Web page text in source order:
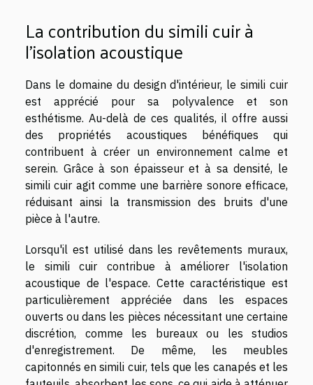
La contribution du simili cuir à
l'isolation acoustique
Dans le domaine du design d'intérieur, le simili cuir
est apprécié pour sa polyvalence et son
esthétisme. Au-delà de ces qualités, il offre aussi
des propriétés acoustiques bénéfiques qui
contribuent à créer un environnement calme et
serein. Grâce à son épaisseur et à sa densité, le
simili cuir agit comme une barrière sonore efficace,
réduisant ainsi la transmission des bruits d'une
pièce à l'autre.
Lorsqu'il est utilisé dans les revêtements muraux,
le simili cuir contribue à améliorer l'isolation
acoustique de l'espace. Cette caractéristique est
particulièrement appréciée dans les espaces
ouverts ou dans les pièces nécessitant une certaine
discrétion, comme les bureaux ou les studios
d'enregistrement. De même, les meubles
capitonnés en simili cuir, tels que les canapés et les